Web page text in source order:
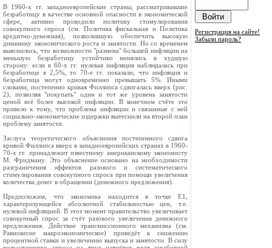
В 1960-х гг. западноевропейские страны, рассматривавшие
безработицу в качестве основной опасности в экономической
сфере, активно проводили политику стимулирования
совокупного спроса (см. Политика фискальная и Политика
кредитно-денежная), позволившую обеспечить высокую
динамику экономического роста и занятости. Но со временем
выяснилось, что возможности "размена" большей инфляции на
меньшую безработицу устойчиво менялись в худшую
сторону: если в 60-х гг. нулевая инфляция наблюдалась при
безработице в 2,5%, то 70-е гг. показали, что инфляция и
безработица могут одновременно превышать 5%. Иными
словами, постепенно кривая Филлипса сдвигалась вверх (рис.
2), позволяя "покупать" один и тот же уровень занятости
ценой всё более высокой инфляции. В конечном счёте это
привело к тому, что проблема инфляции и связанные с ней
социально-экономические издержки вытеснили на второй план
проблему занятости.
Заслуга теоретического объяснения постепенного сдвига
кривой Филлипса вверх в западноевропейских странах в 1960-
70-х гг. принадлежит известному американскому экономисту
М. Фридману. Это объяснение основано на необходимости
разграничения эффектов разового и систематического
стимулирования совокупного спроса при помощи увеличения
количества денег в обращении (денежного предложения).
Предположим, что экономика находится в точке E1,
характеризующейся абсолютной стабильностью цен, т.е.
нулевой инфляцией. В этот момент правительство увеличивает
совокупный спрос за счёт разового увеличения денежного
предложения. Действие трансмиссионного механизма (см.
Равновесие макроэкономическое) приведёт к снижению
процентной ставки и увеличению выпуска и занятости. В силу
Регистрация на сайте!
Забыли пароль?